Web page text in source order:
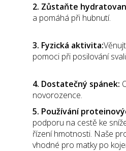
2. Zůstaňte
a pomáhá při hubnutí.
3. Fyzická aktivita:
pomoci při posilování
4. Dostatečný spánek:
novorozence.
5. Používání
podporu na cestě ke
řízení hmotnosti. Naše
vhodné pro matky po